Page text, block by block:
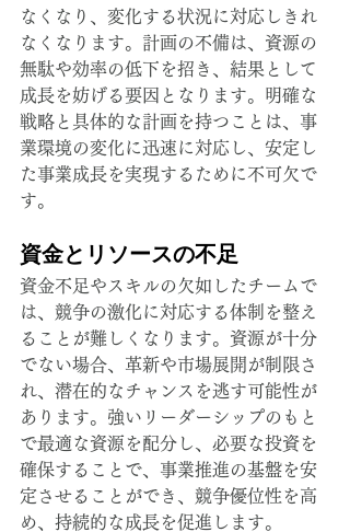
なくなり、変化する状況に対応しきれ
なくなります。計画の不備は、資源の
無駄や効率の低下を招き、結果として
成長を妨げる要因となります。明確な
戦略と具体的な計画を持つことは、事
業環境の変化に迅速に対応し、安定し
た事業成長を実現するために不可欠で
す。
資金とリソースの不足
資金不足やスキルの欠如したチームで
は、競争の激化に対応する体制を整え
ることが難しくなります。資源が十分
でない場合、革新や市場展開が制限さ
れ、潜在的なチャンスを逃す可能性が
あります。強いリーダーシップのもと
で最適な資源を配分し、必要な投資を
確保することで、事業推進の基盤を安
定させることができ、競争優位性を高
め、持続的な成長を促進します。